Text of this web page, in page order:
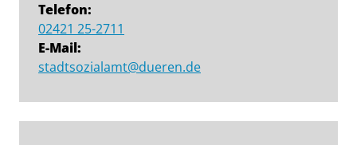
Telefon:
02421 25-2711
E-Mail:
stadtsozialamt@dueren.de